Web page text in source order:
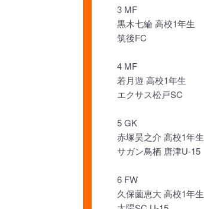
3 MF
黒木七綸 高校1年生
筑後FC
4 MF
若月遊 高校1年生
エクサス松戸SC
5 GK
赤塚昊之介 高校1年生
サガン鳥栖 唐津U-15
6 FW
久保薗恵大 高校1年生